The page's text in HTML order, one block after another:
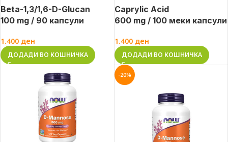
Beta-1,3/1,6-D-Glucan
100 mg / 90 капсули
1.400 ден
ДОДАДИ ВО КОШНИЧКА
Caprylic Acid
600 mg / 100 меки капсули
1.400 ден
ДОДАДИ ВО КОШНИЧКА
-20%